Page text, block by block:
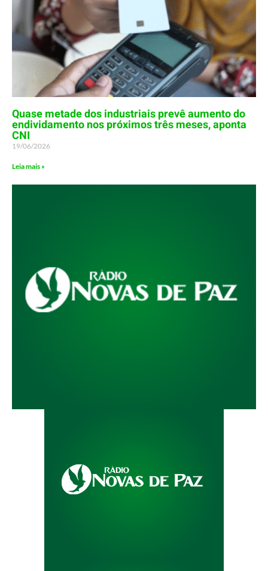
Quase metade dos industriais prevê aumento do
endividamento nos próximos três meses, aponta
CNI
19/06/2026
Leia mais »